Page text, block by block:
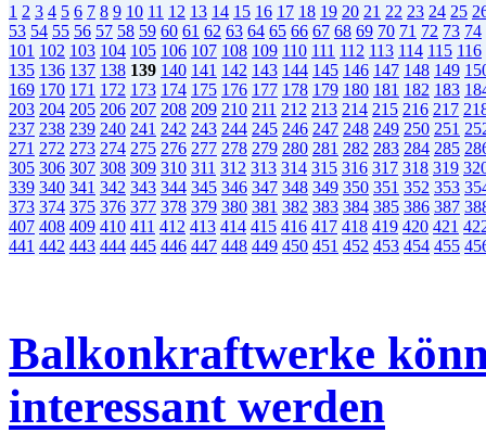
1 2 3 4 5 6 7 8 9 10 11 12 13 14 15 16 17 18 19 20 21 22 23 24 25
53 54 55 56 57 58 59 60 61 62 63 64 65 66 67 68 69 70 71 72 73 74
101 102 103 104 105 106 107 108 109 110 111 112 113 114 115 116
135 136 137 138 139 140 141 142 143 144 145 146 147 148 149
169 170 171 172 173 174 175 176 177 178 179 180 181 182 183
203 204 205 206 207 208 209 210 211 212 213 214 215 216 217
237 238 239 240 241 242 243 244 245 246 247 248 249 250 251
271 272 273 274 275 276 277 278 279 280 281 282 283 284 285
305 306 307 308 309 310 311 312 313 314 315 316 317 318 319
339 340 341 342 343 344 345 346 347 348 349 350 351 352 353
373 374 375 376 377 378 379 380 381 382 383 384 385 386 387
407 408 409 410 411 412 413 414 415 416 417 418 419 420 421
441 442 443 444 445 446 447 448 449 450 451 452 453 454 455
Balkonkraftwerke
interessant werden